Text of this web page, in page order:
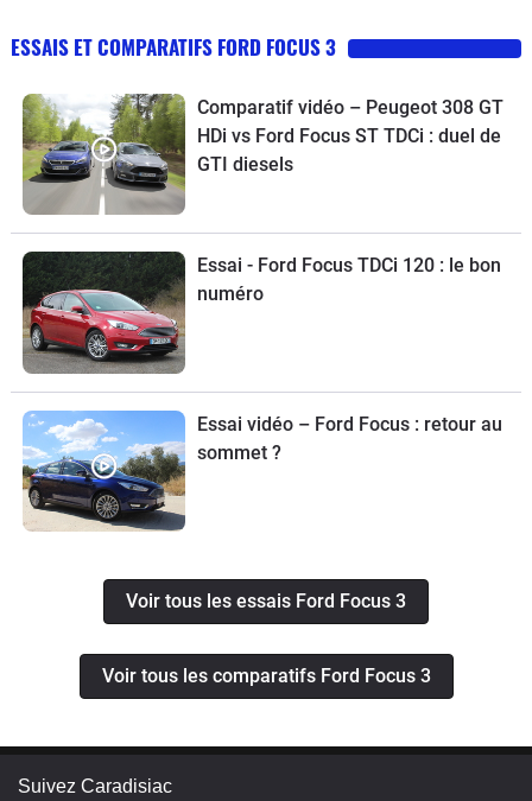
ESSAIS ET COMPARATIFS FORD FOCUS 3
Comparatif vidéo – Peugeot 308 GT
HDi vs Ford Focus ST TDCi : duel de
GTI diesels
Essai - Ford Focus TDCi 120 : le bon
numéro
Essai vidéo – Ford Focus : retour au
sommet ?
Voir tous les essais Ford Focus 3
Voir tous les comparatifs Ford Focus 3
Suivez Caradisiac